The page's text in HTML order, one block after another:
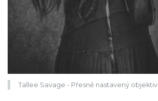
Tallee Savage - Přesně nastavený objektiv